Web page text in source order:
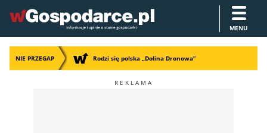
MENU
NIE PRZEGAP Rodzi się polska „Dolina Dronowa”